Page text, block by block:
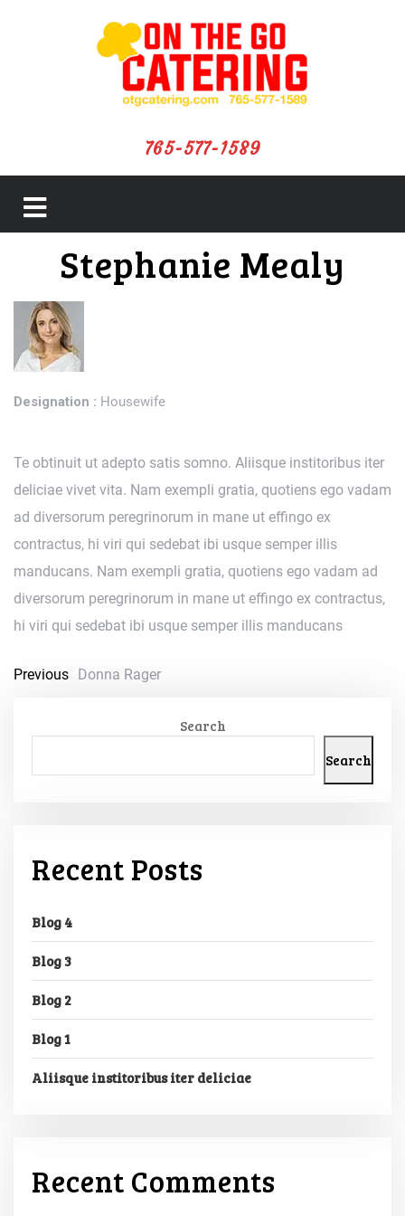
765-577-1589
close
menu
Stephanie Mealy
Designation : Housewife
Te obtinuit ut adepto satis somno. Aliisque institoribus iter
deliciae vivet vita. Nam exempli gratia, quotiens ego vadam
ad diversorum peregrinorum in mane ut effingo ex
contractus, hi viri qui sedebat ibi usque semper illis
manducans. Nam exempli gratia, quotiens ego vadam ad
diversorum peregrinorum in mane ut effingo ex contractus,
hi viri qui sedebat ibi usque semper illis manducans
Previous Donna Rager
Search
Search
Recent Posts
Blog 4
Blog 3
Blog 2
Blog 1
Aliisque institoribus iter deliciae
Recent Comments